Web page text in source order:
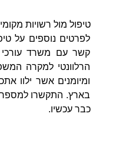
טיפול מול רשויות
לפרטים נוספים על
קשר עם משרד עורכי
הרלוונטי למקרה
ומיומנים אשר ילוו
בארץ. התקשרו למספר
כבר עכשיו.